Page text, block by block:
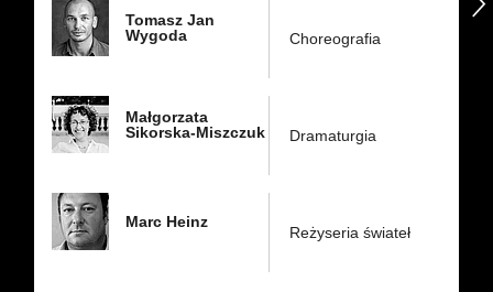
Tomasz Jan
Wygoda
Choreografia
Małgorzata
Sikorska-Miszczuk
Dramaturgia
Marc Heinz
Reżyseria świateł